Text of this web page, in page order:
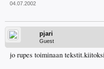
04.07.2002
pjari
Guest
jo rupes toiminaan